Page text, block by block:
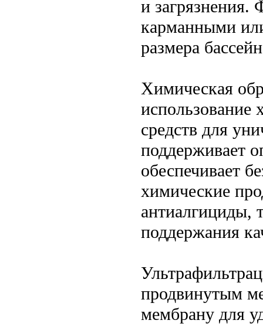
и
карманными
размера
Химическая
средств для
поддерживает
обеспечивает
химические
антиалгициды,
поддержания
продвинутым
мембрану для